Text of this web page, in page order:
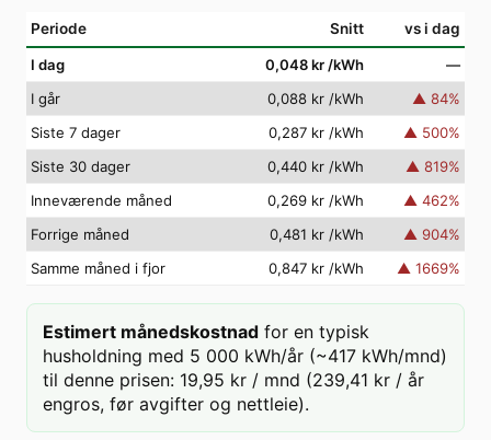
Periode Snitt vs i dag
I dag 0,048 kr /kWh
—
I går
0,088 kr /kWh ▲ 84%
Siste 7 dager
0,287 kr /kWh ▲ 500%
Siste 30 dager
0,440 kr /kWh ▲ 819%
Inneværende måned
0,269 kr /kWh ▲ 462%
Forrige måned
0,481 kr /kWh ▲ 904%
Samme måned i fjor
0,847 kr /kWh ▲ 1669%
Estimert månedskostnad for en typisk
husholdning med 5 000 kWh/år (~417 kWh/mnd)
til denne prisen: 19,95 kr / mnd (239,41 kr / år
engros, før avgifter og nettleie).